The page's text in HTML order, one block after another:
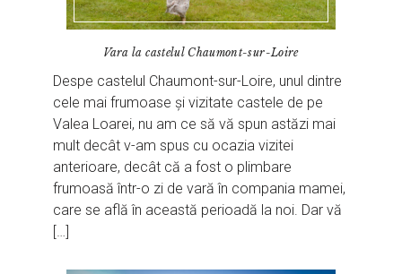
Vara la castelul Chaumont-sur-Loire
Despe castelul Chaumont-sur-Loire, unul dintre
cele mai frumoase și vizitate castele de pe
Valea Loarei, nu am ce să vă spun astăzi mai
mult decât v-am spus cu ocazia vizitei
anterioare, decât că a fost o plimbare
frumoasă într-o zi de vară în compania mamei,
care se află în această perioadă la noi. Dar vă
[…]